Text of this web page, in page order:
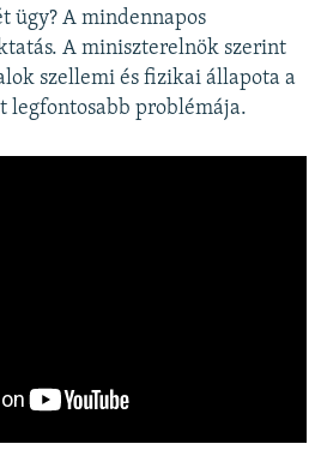
ügy? A mindennapos
A miniszterelnök szerint
szellemi és fizikai állapota a
legfontosabb problémája.